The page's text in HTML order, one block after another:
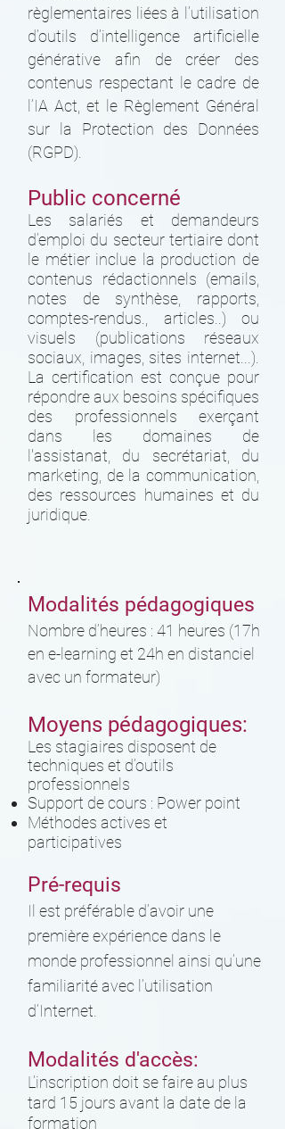
règlementaires liées à l’utilisation
d’outils d’intelligence artificielle
générative afin de créer des
contenus respectant le cadre de
l’IA Act, et le Règlement Général
sur la Protection des Données
(RGPD).
Public concerné
Les salariés et demandeurs
d’emploi du secteur tertiaire dont
le métier inclue la production de
contenus rédactionnels (emails,
notes de synthèse, rapports,
comptes-rendus., articles..) ou
visuels (publications réseaux
sociaux, images, sites internet...).
La certification est conçue pour
répondre aux besoins spécifiques
des professionnels exerçant
dans les domaines de
l'assistanat, du secrétariat, du
marketing, de la communication,
des ressources humaines et du
juridique.
Modalités pédagogiques
Nombre d’heures : 41 heures (17h
en e-learning et 24h en distanciel
avec un formateur)
Moyens pédagogiques:
Les stagiaires disposent de
techniques et d’outils
professionnels
Support de cours : Power point
Méthodes actives et
participatives
Pré-requis
Il est préférable d’avoir une
première expérience dans le
monde professionnel ainsi qu’une
familiarité avec l’utilisation
d’Internet.
Modalités d'accès:
L’inscription doit se faire au plus
tard 15 jours avant la date de la
formation